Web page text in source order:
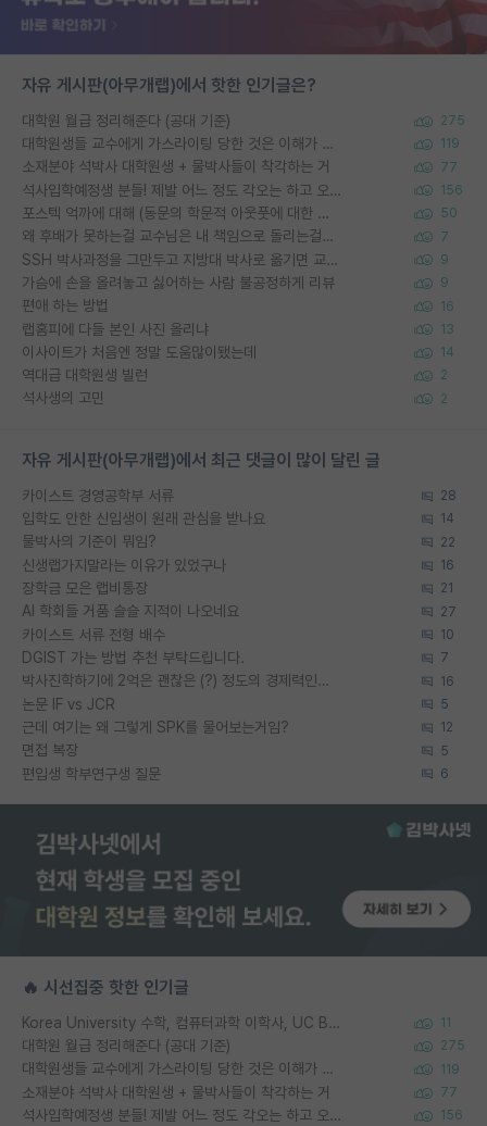
자유 게시판(아무개랩)에서 핫한 인기글은?
대학원 월급 정리해준다 (공대 기준) 275
대학원생들 교수에게 가스라이팅 당한 것은 이해가 갑니다. 안타깝네요. 119
소재분야 석박사 대학원생 + 물박사들이 착각하는 거 77
석사입학예정생 분들! 제발 어느 정도 각오는 하고 오세요. 156
포스텍 억까에 대해 (동문의 학문적 아웃풋에 대한 반박) 50
왜 후배가 못하는걸 교수님은 내 책임으로 돌리는걸까요? 7
SSH 박사과정을 그만두고 지방대 박사로 옮기면 교수의 꿈은 끝일까요? 9
가슴에 손을 올려놓고 싫어하는 사람 불공정하게 리뷰 9
편애 하는 방법 16
랩홈피에 다들 본인 사진 올리냐 13
이사이트가 처음엔 정말 도움많이됐는데 14
역대급 대학원생 빌런 2
석사생의 고민 2
자유 게시판(아무개랩)에서 최근 댓글이 많이 달린 글
카이스트 경영공학부 서류 28
입학도 안한 신입생이 원래 관심을 받나요 14
물박사의 기준이 뭐임? 22
신생랩가지말라는 이유가 있었구나 16
장학금 모은 랩비통장 21
AI 학회들 거품 슬슬 지적이 나오네요 27
카이스트 서류 전형 배수 10
DGIST 가는 방법 추천 부탁드립니다. 7
박사진학하기에 2억은 괜찮은 (?) 정도의 경제력인가요 16
논문 IF vs JCR 5
근데 여기는 왜 그렇게 SPK를 물어보는거임? 12
면접 복장 5
편입생 학부연구생 질문 6
🔥 시선집중 핫한 인기글
Korea University 수학, 컴퓨터과학 이학사, UC Berkeley 산업공학 대학원 공학박사가 되는 것은 쉽지 않겠죠? 11
대학원 월급 정리해준다 (공대 기준) 275
대학원생들 교수에게 가스라이팅 당한 것은 이해가 갑니다. 안타깝네요. 119
소재분야 석박사 대학원생 + 물박사들이 착각하는 거 77
석사입학예정생 분들! 제발 어느 정도 각오는 하고 오세요. 156